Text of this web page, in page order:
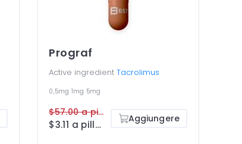
Prograf
Active ingredient Tacrolimus
0,5mg 1mg 5mg
$57.00 a pillola
$3.11 a pillola Aggiungere